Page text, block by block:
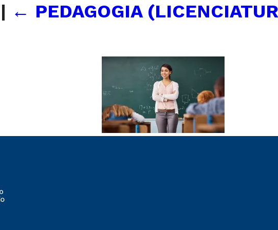
| ← PEDAGOGIA